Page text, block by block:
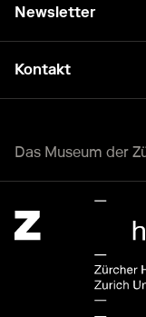
Newsletter
Kontakt
Das Museum der